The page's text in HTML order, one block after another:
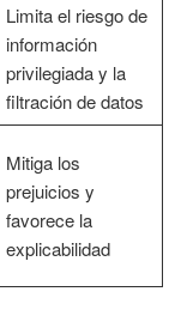
Limita el riesgo de
información
privilegiada y la
filtración de datos
Mitiga los
prejuicios y
favorece la
explicabilidad